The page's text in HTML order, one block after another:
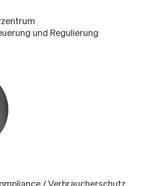
und Regulierung
/ Verbraucherschutz